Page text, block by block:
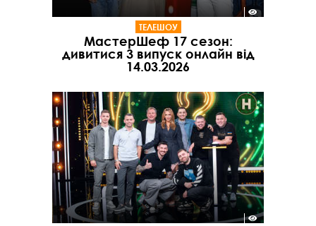
ТЕЛЕШОУ
МастерШеф 17 сезон:
дивитися 3 випуск онлайн від
14.03.2026